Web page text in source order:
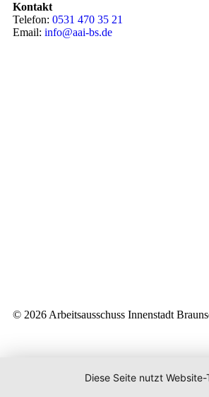
Kontakt
Telefon: 0531 470 35 21
Email: info@aai-bs.de
© 2026 Arbeitsausschuss Innenstadt
Diese Seite nutzt